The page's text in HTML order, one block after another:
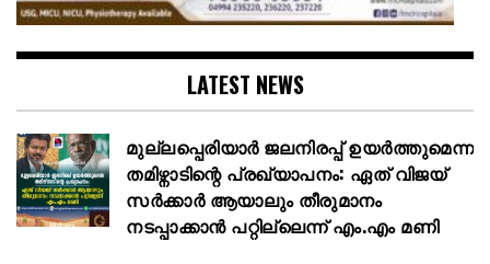
LATEST NEWS
മുല്ലപ്പെരിയാർ ജലനിരപ്പ് ഉയർത്തുമെന്ന
തമിഴ്നാടിന്റെ പ്രഖ്യാപനം: ഏത് വിജയ്
സർക്കാർ ആയാലും തീരുമാനം
നടപ്പാക്കാൻ പറ്റില്ലെന്ന് എം.എം മണി